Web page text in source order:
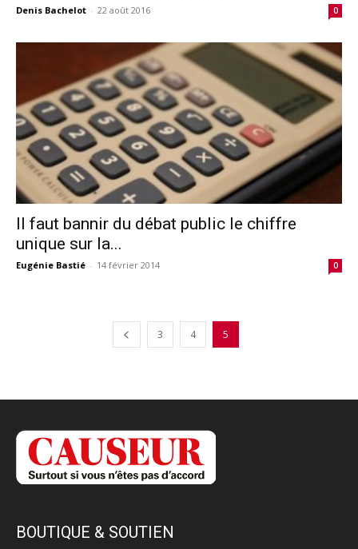
Denis Bachelot - 22 août 2016 0
Il faut bannir du débat public le chiffre
unique sur la...
Eugénie Bastié - 14 février 2014 0
3 4 5
BOUTIQUE & SOUTIEN